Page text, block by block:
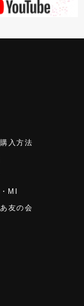
入方法
MI
友の会